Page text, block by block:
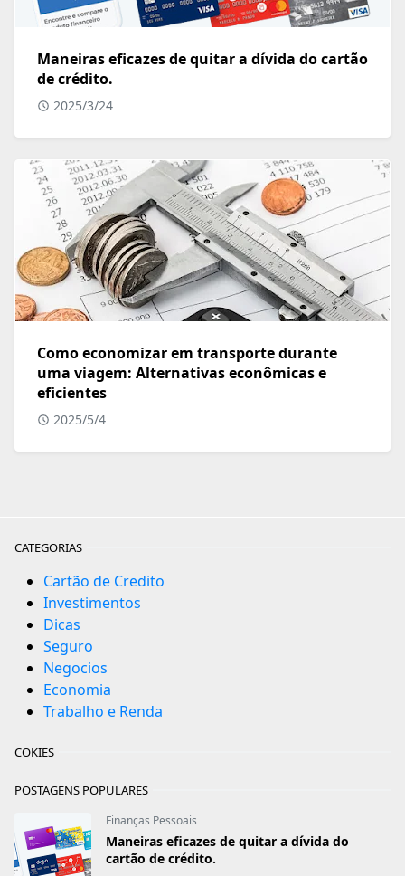
Maneiras eficazes de quitar a dívida do cartão
de crédito.
2025/3/24
Como economizar em transporte durante
uma viagem: Alternativas econômicas e
eficientes
2025/5/4
CATEGORIAS
Cartão de Credito
Investimentos
Dicas
Seguro
Negocios
Economia
Trabalho e Renda
COKIES
POSTAGENS POPULARES
Finanças Pessoais
Maneiras eficazes de quitar a dívida do
cartão de crédito.